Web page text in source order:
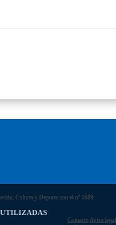
Cultura y Deporte con el nº 1689.
Contacto Aviso legal